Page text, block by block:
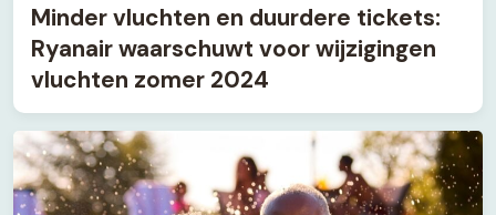
Minder vluchten en duurdere tickets:
Ryanair waarschuwt voor wijzigingen
vluchten zomer 2024